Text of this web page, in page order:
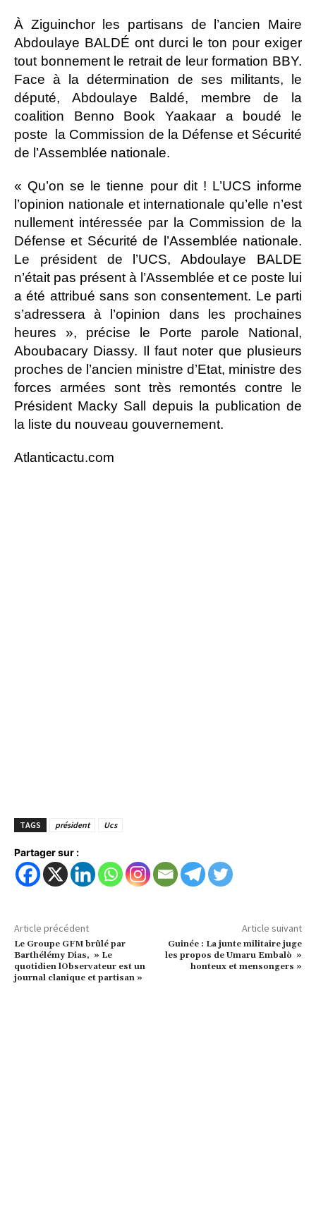
À Ziguinchor les partisans de l’ancien Maire
Abdoulaye BALDÉ ont durci le ton pour exiger
tout bonnement le retrait de leur formation BBY.
Face à la détermination de ses militants, le
député, Abdoulaye Baldé, membre de la
coalition Benno Book Yaakaar a boudé le
poste la Commission de la Défense et Sécurité
de l’Assemblée nationale.
« Qu’on se le tienne pour dit ! L’UCS informe
l’opinion nationale et internationale qu’elle n’est
nullement intéressée par la Commission de la
Défense et Sécurité de l’Assemblée nationale.
Le président de l’UCS, Abdoulaye BALDE
n’était pas présent à l’Assemblée et ce poste lui
a été attribué sans son consentement. Le parti
s’adressera à l’opinion dans les prochaines
heures », précise le Porte parole National,
Aboubacary Diassy. Il faut noter que plusieurs
proches de l’ancien ministre d’Etat, ministre des
forces armées sont très remontés contre le
Président Macky Sall depuis la publication de
la liste du nouveau gouvernement.
Atlanticactu.com
TAGS président Ucs
Partager sur :
Article précédent
Le Groupe GFM brûlé par
Barthélémy Dias, » Le
quotidien lObservateur est un
journal clanique et partisan »
Article suivant
Guinée : La junte militaire juge
les propos de Umaru Embalò »
honteux et mensongers »